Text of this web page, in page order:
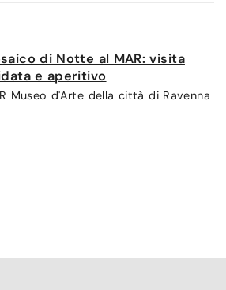
di Notte al MAR: visita
e aperitivo
Museo d'Arte della città di Ravenna